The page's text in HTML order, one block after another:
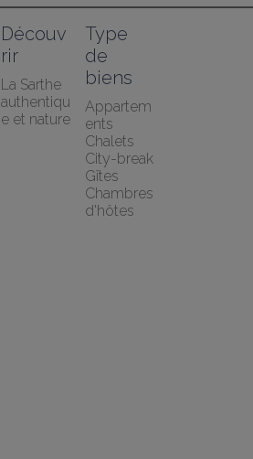
Découv
rir
La Sarthe
authentiqu
e et nature
Type
de
biens
Appartem
ents
Chalets
City-break
Gîtes
Chambres
d'hôtes